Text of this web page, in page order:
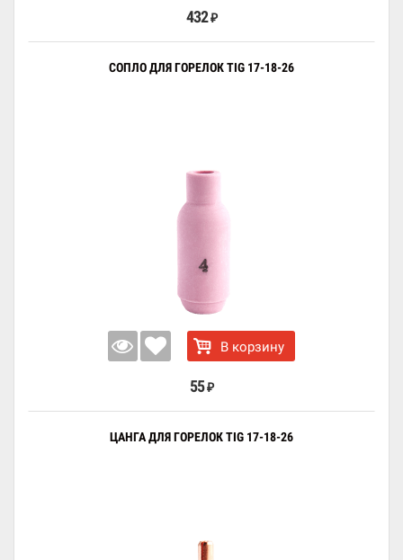
432 ₽
СОПЛО ДЛЯ ГОРЕЛОК TIG 17-18-26
В корзину
55 ₽
ЦАНГА ДЛЯ ГОРЕЛОК TIG 17-18-26